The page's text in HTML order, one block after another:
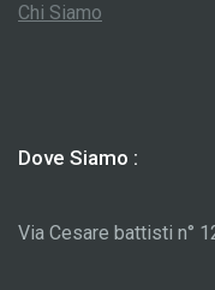
Chi Siamo
Dove Siamo :
Via Cesare battisti n°